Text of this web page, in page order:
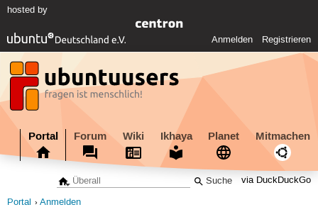
hosted by
Anmelden Registrieren
Portal Forum Wiki Ikhaya Planet Mitmachen
via DuckDuckGo
Portal Anmelden